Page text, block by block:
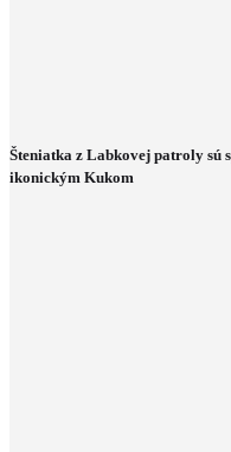
Šteniatka z Labkovej patroly sú
ikonickým Kukom